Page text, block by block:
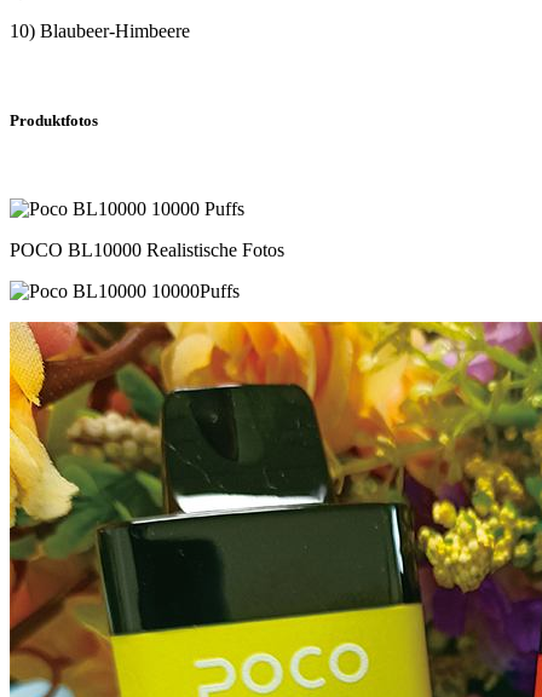
10) Blaubeer-Himbeere
Produktfotos
POCO BL10000 Realistische Fotos